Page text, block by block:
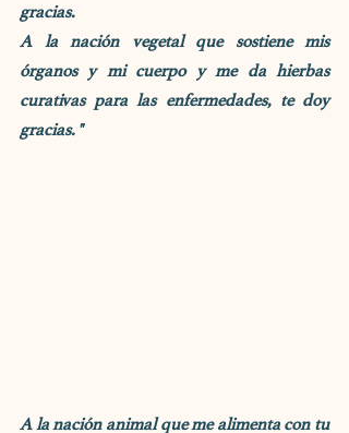
gracias.
A la nación vegetal que sostiene mis
órganos y mi cuerpo y me da hierbas
curativas para las enfermedades, te doy
gracias. "
A la nación animal que me alimenta con tu